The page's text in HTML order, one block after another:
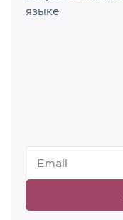
языке